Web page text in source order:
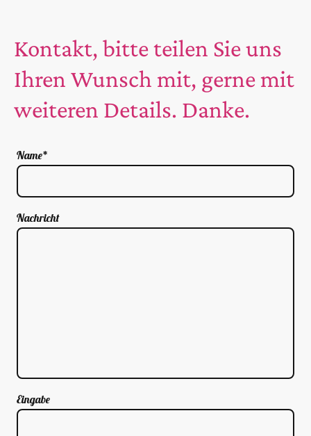
Kontakt, bitte teilen Sie uns
Ihren Wunsch mit, gerne mit
weiteren Details. Danke.
Name*
Nachricht
Eingabe